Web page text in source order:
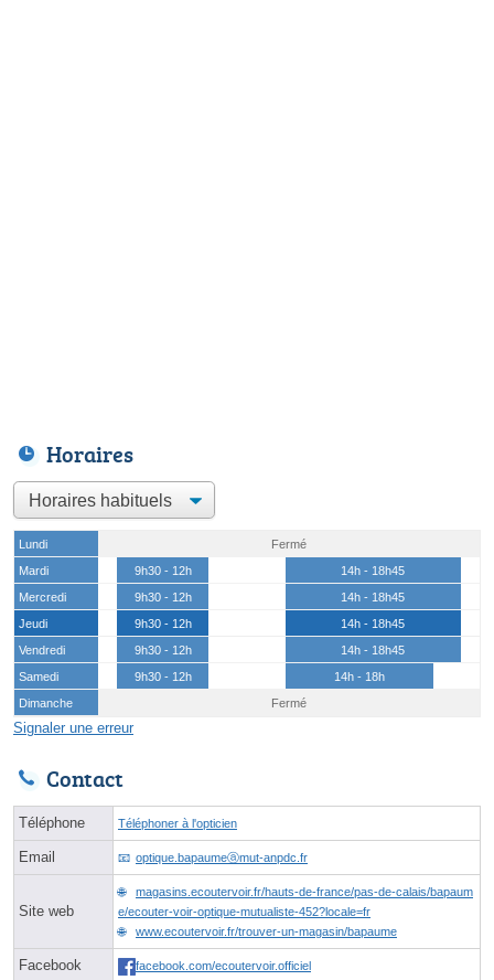
Horaires
Lundi
Fermé
Mardi
9h30 - 12h
14h - 18h45
Mercredi
9h30 - 12h
14h - 18h45
Jeudi
9h30 - 12h
14h - 18h45
Vendredi
9h30 - 12h
14h - 18h45
Samedi
9h30 - 12h
14h - 18h
Dimanche
Fermé
Signaler une erreur
Contact
Téléphone Téléphoner à l'opticien
Email optique.bapaumeⓐmut-anpdc.fr
Site web
magasins.ecoutervoir.fr/hauts-de-france/pas-de-calais/bapaum
e/ecouter-voir-optique-mutualiste-452?locale=fr
www.ecoutervoir.fr/trouver-un-magasin/bapaume
Facebook facebook.com/ecoutervoir.officiel